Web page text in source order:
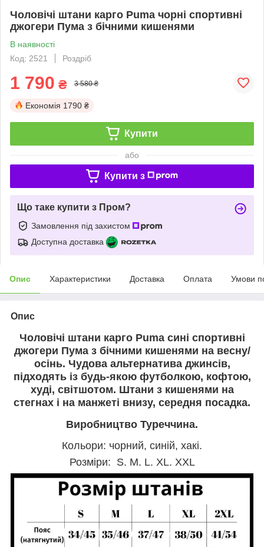
Чоловічі штани карго Puma чорні спортивні
джогери Пума з бічними кишенями
В наявності
Код: 2521
Роздріб
1 790 ₴ 3 580 ₴
Економія 1790 ₴
Купити
або
Купити з
Що таке купити з Пром?
Замовлення під захистом
Доступна доставка
Опис Характеристики Доставка Оплата Умови
Опис
Чоловічі штани карго Puma сині спортивні
джогери Пума з бічними кишенями на весну/
осінь. Чудова альтернатива джинсів,
підходять із будь-якою футболкою, кофтою,
худі, світшотом. Штани з кишенями на
стегнах і на манжеті внизу, середня посадка.
Виробництво Туреччина.
Кольори: чорний, синій, хакі.
Розміри: S. M. L. XL. XXL